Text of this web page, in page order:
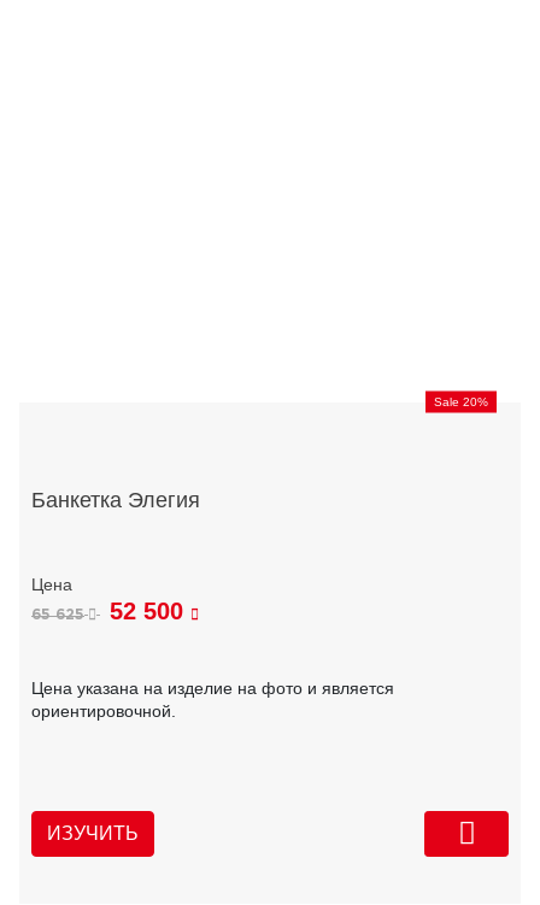
Sale 20%
Банкетка Элегия
65 625 52 500
Цена указана на изделие на фото и является
ориентировочной.
ИЗУЧИТЬ